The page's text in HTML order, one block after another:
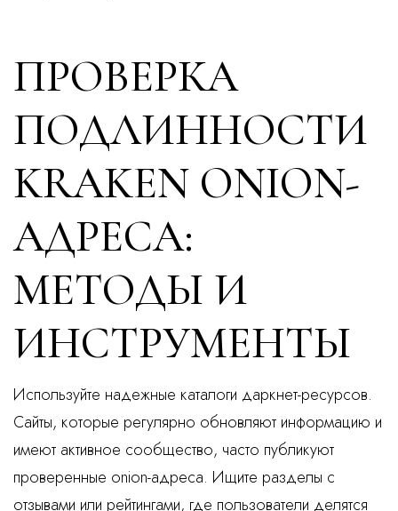
ПРОВЕРКА
ПОДЛИННОСТИ
KRAKEN ONION-
АДРЕСА:
МЕТОДЫ И
ИНСТРУМЕНТЫ
Используйте надежные каталоги даркнет-ресурсов.
Сайты, которые регулярно обновляют информацию и
имеют активное сообщество, часто публикуют
проверенные onion-адреса. Ищите разделы с
отзывами или рейтингами, где пользователи делятся